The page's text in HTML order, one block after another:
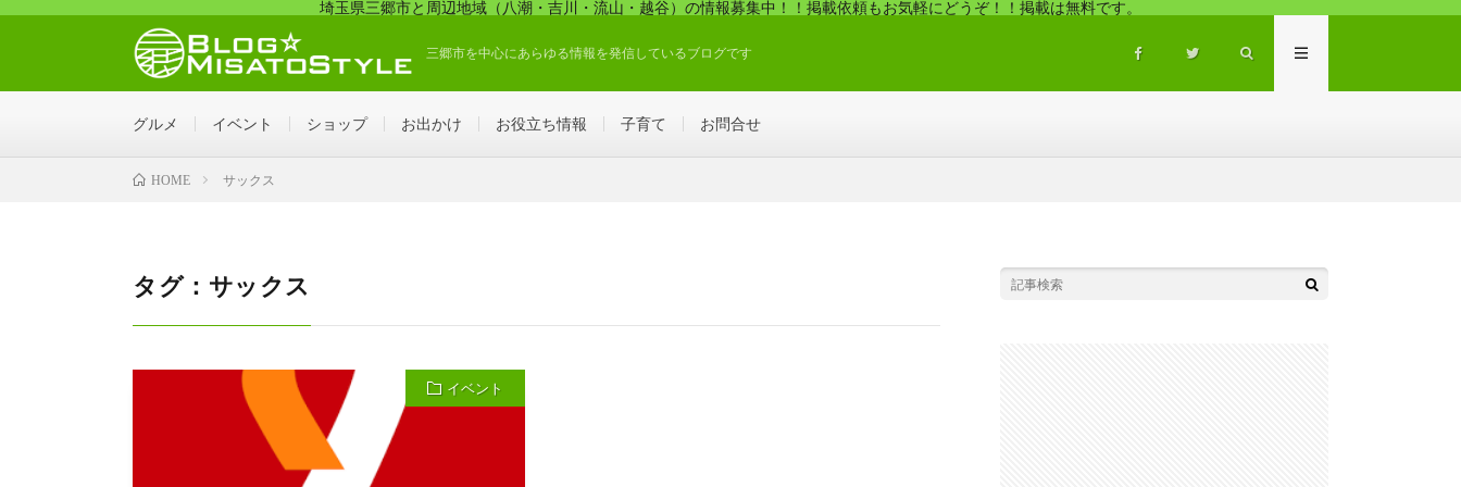
埼玉県三郷市と周辺地域（八潮・吉川・流山・越谷）の情報募集中！！掲載依頼もお気軽にどうぞ！！掲載は無料です。
三郷市を中心にあらゆる情報を発信しているブログです
グルメ イベント ショップ お出かけ お役立ち情報 子育て お問合せ
HOME サックス
タグ：サックス
イベント